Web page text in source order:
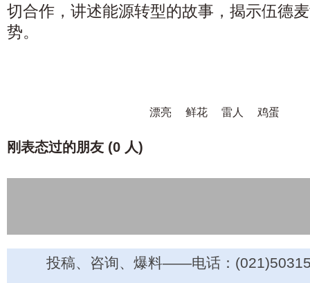
切合作，讲述能源转型的故事，揭示伍德
势。
漂亮 鲜花 雷人 鸡蛋
刚表态过的朋友 (0 人)
投稿、咨询、爆料——电话：